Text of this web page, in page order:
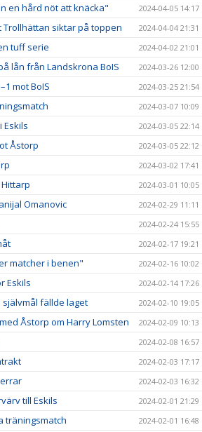
en hård nöt att knäcka" 2024-04-05 14:17
siktar på toppen 2024-04-04 21:31
tuff serie 2024-04-02 21:01
lån från Landskrona BoIS 2024-03-26 12:00
mot BoIS 2024-03-25 21:54
2024-03-07 10:09
Eskils 2024-03-05 22:14
Åstorp 2024-03-05 22:12
2024-03-02 17:41
2024-03-01 10:05
Omanovic 2024-02-29 11:11
2024-02-24 15:55
2024-02-17 19:21
matcher i benen" 2024-02-16 10:02
Eskils 2024-02-14 17:26
självmål fällde laget 2024-02-10 19:05
Åstorp om Harry Lomsten 2024-02-09 10:13
2024-02-08 16:57
2024-02-03 17:17
2024-02-03 16:32
till Eskils 2024-02-01 21:29
träningsmatch 2024-02-01 16:48